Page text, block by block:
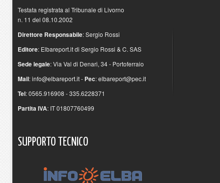
Testata registrata al Tribunale di Livorno
n. 11 del 08.10.2002
Direttore Responsabile: Sergio Rossi
Editore: Elbareport.it di Sergio Rossi & C. SAS
Sede legale: Via Val di Denari, 34 - Portoferraio
Mail:info@elbareport.it- Pec:elbareport@pec.it
Tel: 0565.916908 - 335.6228371
Partita IVA: IT 01807760499
SUPPORTO TECNICO